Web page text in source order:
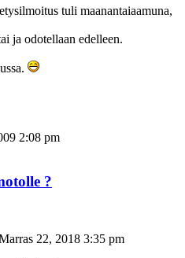
tuli maanantaiaamuna,
ja odotellaan edelleen.
2:08 pm
?
22, 2018 3:35 pm